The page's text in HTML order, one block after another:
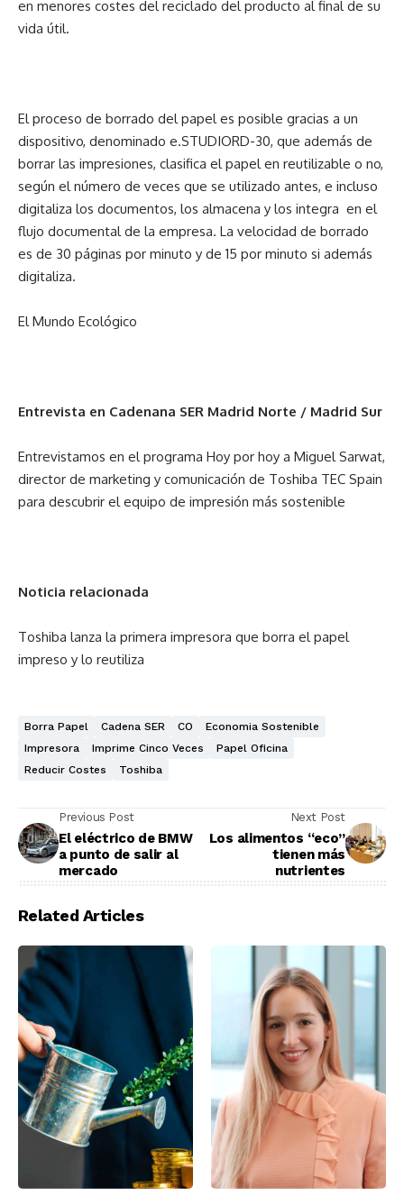
en menores costes del reciclado del producto al final de su
vida útil.
El proceso de borrado del papel es posible gracias a un
dispositivo, denominado e.STUDIORD-30, que además de
borrar las impresiones, clasifica el papel en reutilizable o no,
según el número de veces que se utilizado antes, e incluso
digitaliza los documentos, los almacena y los integra en el
flujo documental de la empresa. La velocidad de borrado
es de 30 páginas por minuto y de 15 por minuto si además
digitaliza.
El Mundo Ecológico
Entrevista en Cadenana SER Madrid Norte / Madrid Sur
Entrevistamos en el programa Hoy por hoy a Miguel Sarwat,
director de marketing y comunicación de Toshiba TEC Spain
para descubrir el equipo de impresión más sostenible
Noticia relacionada
Toshiba lanza la primera impresora que borra el papel
impreso y lo reutiliza
Borra Papel Cadena SER CO
Economia Sostenible
Impresora
Imprime Cinco Veces
Papel Oficina
Reducir Costes
Toshiba
Previous Post
El eléctrico de BMW
a punto de salir al
mercado
Next Post
Los alimentos “eco”
tienen más
nutrientes
Related Articles